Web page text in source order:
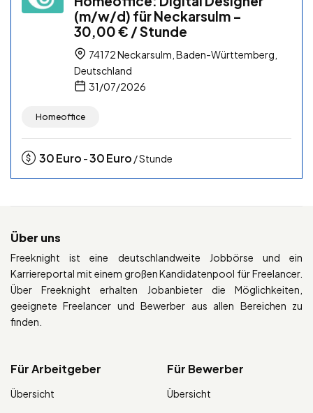
(m/w/d) für Neckarsulm –
30,00 € / Stunde
74172 Neckarsulm, Baden-Württemberg,
Deutschland
31/07/2026
Homeoffice
30Euro -30Euro / Stunde
Über uns
Freeknight ist eine deutschlandweite Jobbörse und ein
Karriereportal mit einem großen Kandidatenpool für Freelancer.
Über Freeknight erhalten Jobanbieter die Möglichkeiten,
geeignete Freelancer und Bewerber aus allen Bereichen zu
finden.
Für Arbeitgeber
Übersicht
Für Bewerber
Übersicht